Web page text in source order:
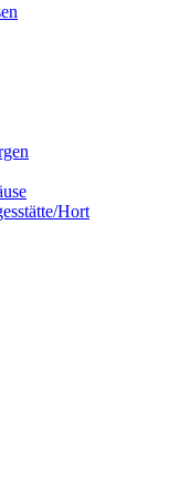
Hort